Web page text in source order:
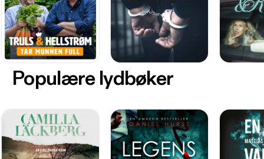
Populære lydbøker